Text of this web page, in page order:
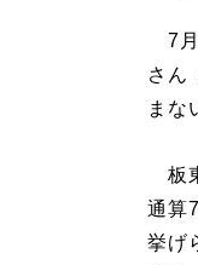
7月
さん
まな
板
通算
挙げ